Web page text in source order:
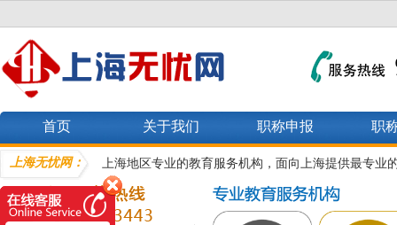
首页 关于我们 职称申报 职
上海无忧网： 上海地区专业的教育服务机构，面向上海提供最专业